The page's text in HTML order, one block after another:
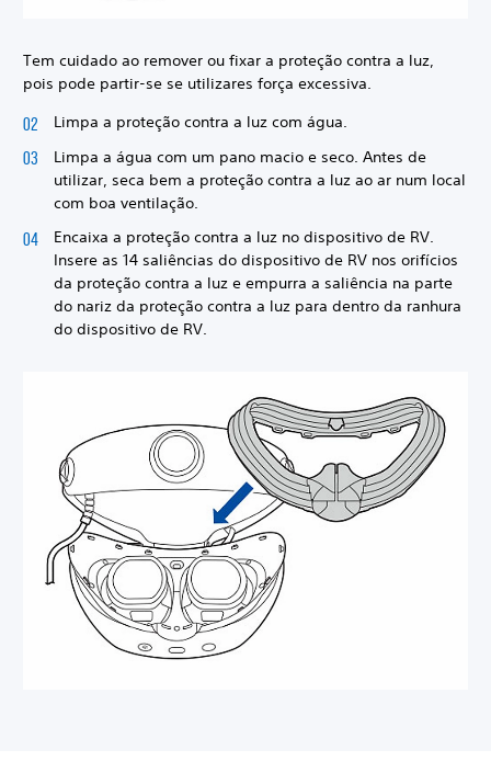
Tem cuidado ao remover ou fixar a proteção contra a luz,
pois pode partir-se se utilizares força excessiva.
Limpa a proteção contra a luz com água.
Limpa a água com um pano macio e seco. Antes de
utilizar, seca bem a proteção contra a luz ao ar num local
com boa ventilação.
Encaixa a proteção contra a luz no dispositivo de RV.
Insere as 14 saliências do dispositivo de RV nos orifícios
da proteção contra a luz e empurra a saliência na parte
do nariz da proteção contra a luz para dentro da ranhura
do dispositivo de RV.